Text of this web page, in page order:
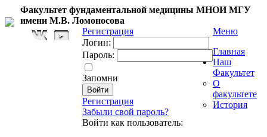
Факультет фундаментальной медицины МНОИ МГУ
имени М.В. Ломоносова
Регистрация
Логин:
Пароль:
Запомни
Регистрация
Забыли свой пароль?
Войти как пользователь:
Меню
Главная
Наш
Факультет
О
факультете
История